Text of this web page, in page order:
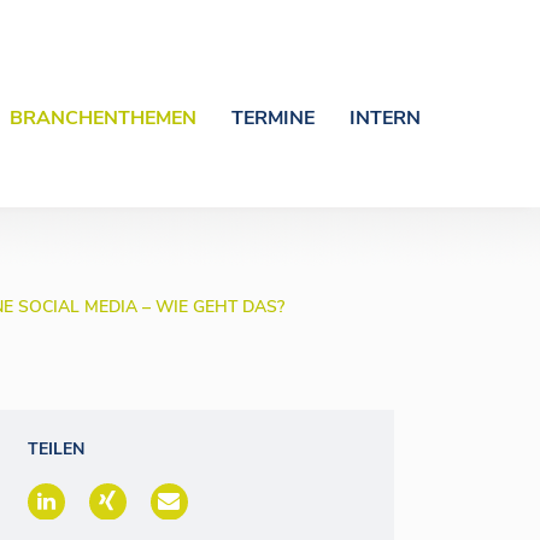
BRANCHENTHEMEN TERMINE INTERN
SOCIAL MEDIA – WIE GEHT DAS?
TEILEN